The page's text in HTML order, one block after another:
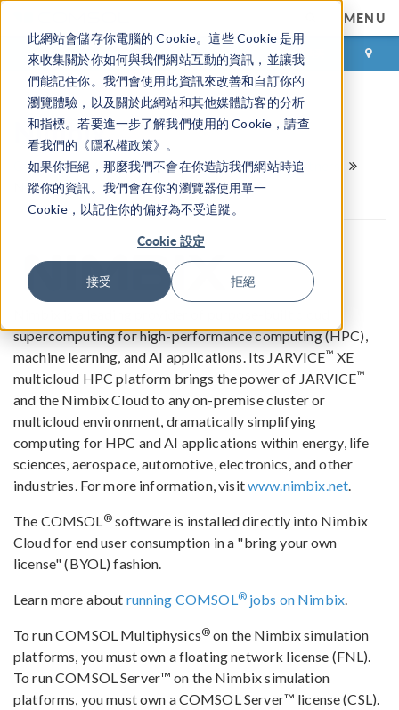
此網站會儲存你電腦的 Cookie。這些 Cookie 是用
來收集關於你如何與我們網站互動的資訊，並讓我
們能記住你。我們會使用此資訊來改善和自訂你的
瀏覽體驗，以及關於此網站和其他媒體訪客的分析
和指標。若要進一步了解我們使用的 Cookie，請查
看我們的《隱私權政策》。
如果你拒絕，那麼我們不會在你造訪我們網站時追
蹤你的資訊。我們會在你的瀏覽器使用單一
Cookie，以記住你的偏好為不受追蹤。
Cookie 設定
接受 拒絕
MENU
登录 咨询与购买
Nimbix
COMSOL 合作伙伴和认证咨询机构
HPC Partners
Nimbix
supercomputing for high-performance computing (HPC),
machine learning, and AI applications. Its JARVICE™ XE
multicloud HPC platform brings the power of JARVICE™
and the Nimbix Cloud to any on-premise cluster or
multicloud environment, dramatically simplifying
computing for HPC and AI applications within energy, life
sciences, aerospace, automotive, electronics, and other
industries. For more information, visitwww.nimbix.net.
The COMSOL®software is installed directly into Nimbix
Cloud for end user consumption in a "bring your own
license" (BYOL) fashion.
Learn more about running COMSOL®jobs on Nimbix.
To run COMSOL Multiphysics® on the Nimbix simulation
platforms, you must own a floating network license (FNL).
To run COMSOL Server™ on the Nimbix simulation
platforms, you must own a COMSOL Server™ license (CSL).